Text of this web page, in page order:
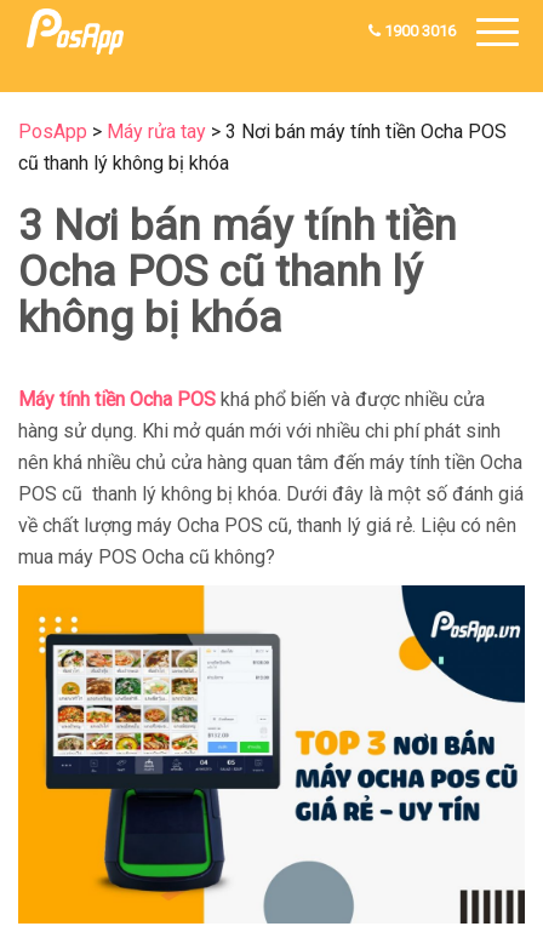
1900 3016
PosApp > Máy rửa tay > 3 Nơi bán máy tính tiền Ocha POS
cũ thanh lý không bị khóa
3 Nơi bán máy tính tiền
Ocha POS cũ thanh lý
không bị khóa
Máy tính tiền Ocha POS khá phổ biến và được nhiều cửa
hàng sử dụng. Khi mở quán mới với nhiều chi phí phát sinh
nên khá nhiều chủ cửa hàng quan tâm đến máy tính tiền Ocha
POS cũ thanh lý không bị khóa. Dưới đây là một số đánh giá
về chất lượng máy Ocha POS cũ, thanh lý giá rẻ. Liệu có nên
mua máy POS Ocha cũ không?